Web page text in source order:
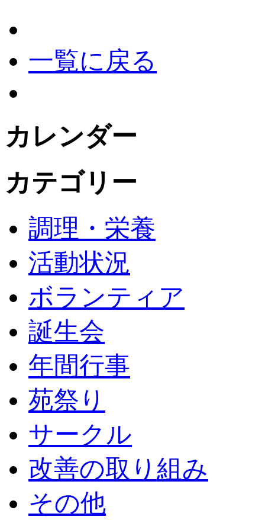
一覧に戻る
カレンダー
カテゴリー
調理・栄養
活動状況
ボランティア
誕生会
年間行事
苑祭り
サークル
改善の取り組み
その他